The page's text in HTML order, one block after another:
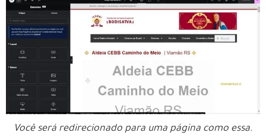
Você será redirecionado para uma página como essa.